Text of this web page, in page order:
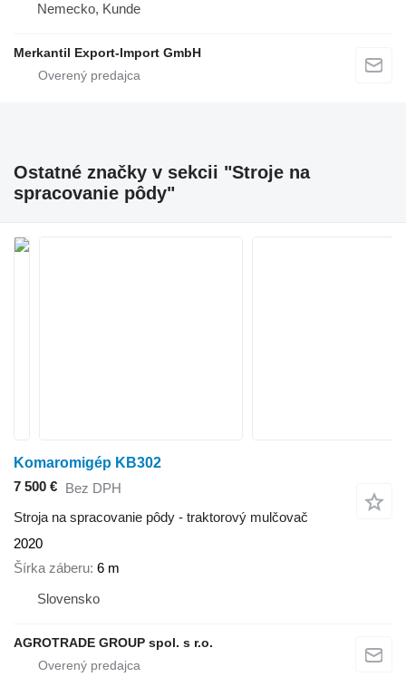
Nemecko, Kunde
Merkantil Export-Import GmbH
Ostatné značky v sekcii "Stroje na
spracovanie pôdy"
Komaromigép KB302
7 500 € Bez DPH
Stroja na spracovanie pôdy - traktorový mulčovač
2020
Šírka záberu 6 m
Slovensko
AGROTRADE GROUP spol. s r.o.